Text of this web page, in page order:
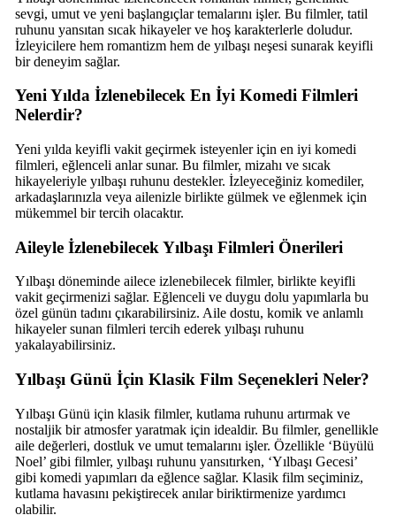
sevgi, umut ve yeni başlangıçlar temalarını işler. Bu filmler, tatil
ruhunu yansıtan sıcak hikayeler ve hoş karakterlerle doludur.
İzleyicilere hem romantizm hem de yılbaşı neşesi sunarak keyifli
bir deneyim sağlar.
Yeni Yılda İzlenebilecek En İyi Komedi Filmleri
Nelerdir?
Yeni yılda keyifli vakit geçirmek isteyenler için en iyi komedi
filmleri, eğlenceli anlar sunar. Bu filmler, mizahı ve sıcak
hikayeleriyle yılbaşı ruhunu destekler. İzleyeceğiniz komediler,
arkadaşlarınızla veya ailenizle birlikte gülmek ve eğlenmek için
mükemmel bir tercih olacaktır.
Aileyle İzlenebilecek Yılbaşı Filmleri Önerileri
Yılbaşı döneminde ailece izlenebilecek filmler, birlikte keyifli
vakit geçirmenizi sağlar. Eğlenceli ve duygu dolu yapımlarla bu
özel günün tadını çıkarabilirsiniz. Aile dostu, komik ve anlamlı
hikayeler sunan filmleri tercih ederek yılbaşı ruhunu
yakalayabilirsiniz.
Yılbaşı Günü İçin Klasik Film Seçenekleri Neler?
Yılbaşı Günü için klasik filmler, kutlama ruhunu artırmak ve
nostaljik bir atmosfer yaratmak için idealdir. Bu filmler, genellikle
aile değerleri, dostluk ve umut temalarını işler. Özellikle ‘Büyülü
Noel’ gibi filmler, yılbaşı ruhunu yansıtırken, ‘Yılbaşı Gecesi’
gibi komedi yapımları da eğlence sağlar. Klasik film seçiminiz,
kutlama havasını pekiştirecek anılar biriktirmenize yardımcı
olabilir.